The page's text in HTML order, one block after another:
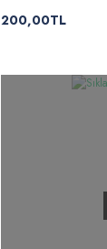
200,00TL